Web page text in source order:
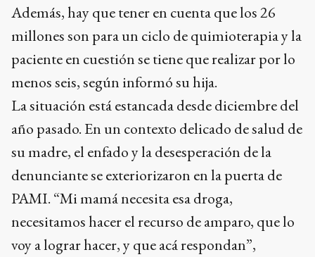
Además, hay que tener en cuenta que los 26
millones son para un ciclo de quimioterapia y la
paciente en cuestión se tiene que realizar por lo
menos seis, según informó su hija.
La situación está estancada desde diciembre del
año pasado. En un contexto delicado de salud de
su madre, el enfado y la desesperación de la
denunciante se exteriorizaron en la puerta de
PAMI. “Mi mamá necesita esa droga,
necesitamos hacer el recurso de amparo, que lo
voy a lograr hacer, y que acá respondan”,